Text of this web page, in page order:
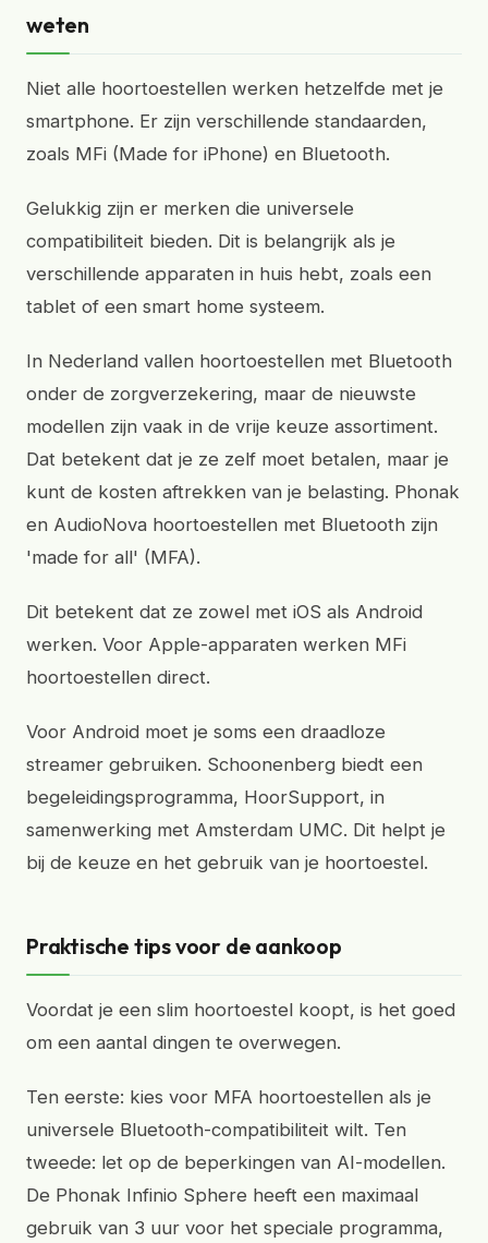
weten
Niet alle hoortoestellen werken hetzelfde met je
smartphone. Er zijn verschillende standaarden,
zoals MFi (Made for iPhone) en Bluetooth.
Gelukkig zijn er merken die universele
compatibiliteit bieden. Dit is belangrijk als je
verschillende apparaten in huis hebt, zoals een
tablet of een smart home systeem.
In Nederland vallen hoortoestellen met Bluetooth
onder de zorgverzekering, maar de nieuwste
modellen zijn vaak in de vrije keuze assortiment.
Dat betekent dat je ze zelf moet betalen, maar je
kunt de kosten aftrekken van je belasting. Phonak
en AudioNova hoortoestellen met Bluetooth zijn
'made for all' (MFA).
Dit betekent dat ze zowel met iOS als Android
werken. Voor Apple-apparaten werken MFi
hoortoestellen direct.
Voor Android moet je soms een draadloze
streamer gebruiken. Schoonenberg biedt een
begeleidingsprogramma, HoorSupport, in
samenwerking met Amsterdam UMC. Dit helpt je
bij de keuze en het gebruik van je hoortoestel.
Praktische tips voor de aankoop
Voordat je een slim hoortoestel koopt, is het goed
om een aantal dingen te overwegen.
Ten eerste: kies voor MFA hoortoestellen als je
universele Bluetooth-compatibiliteit wilt. Ten
tweede: let op de beperkingen van AI-modellen.
De Phonak Infinio Sphere heeft een maximaal
gebruik van 3 uur voor het speciale programma,